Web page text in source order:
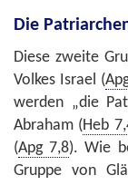
Die
Diese zweite
Volkes Israel (
werden „die
Abraham (Heb
(Apg 7,8). Wie
Gruppe von